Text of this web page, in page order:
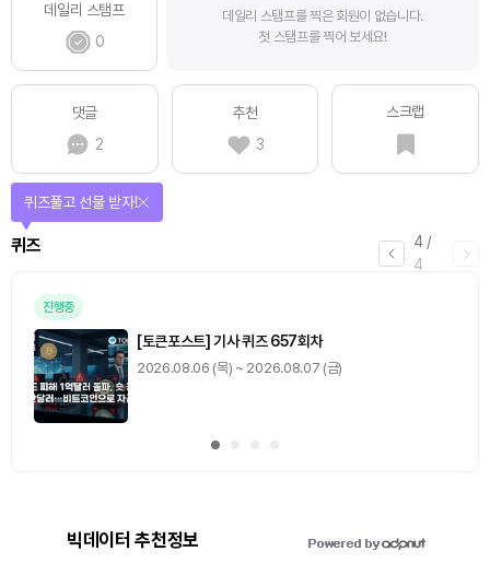
데일리 스탬프
0
데일리 스탬프를 찍은 회원이 없습니다.
첫 스탬프를 찍어 보세요!
댓글
2
추천
3
스크랩
1/
미션
매일 미션을 완료하고 보상을 획득!
기사 스탬프
빅데이터 추천정보